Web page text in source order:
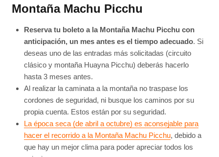
Montaña Machu Picchu
Reserva tu boleto a la Montaña Machu Picchu con
anticipación, un mes antes es el tiempo adecuado. Si
deseas uno de las entradas más solicitadas (circuito
clásico y montaña Huayna Picchu) deberás hacerlo
hasta 3 meses antes.
Al realizar la caminata a la montaña no traspase los
cordones de seguridad, ni busque los caminos por su
propia cuenta. Estos están por su seguridad.
La época seca (de abril a octubre) es aconsejable para
hacer el recorrido a la Montaña Machu Picchu, debido a
que hay un mejor clima para poder apreciar todos los